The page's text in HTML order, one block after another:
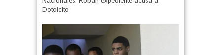
Dotolcito